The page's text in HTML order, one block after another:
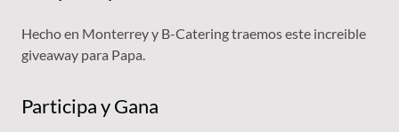
Hecho en Monterrey y B-Catering traemos este increible
giveaway para Papa.
Participa y Gana